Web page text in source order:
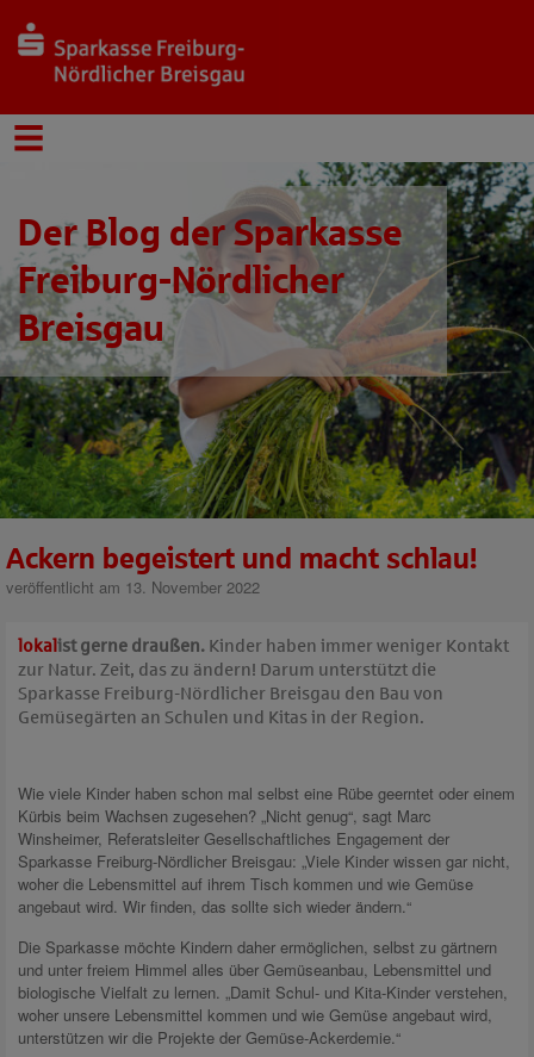
Der Blog der Sparkasse
Freiburg-Nördlicher
Breisgau
Ackern begeistert und macht schlau!
veröffentlicht am 13. November 2022
lokalist gerne draußen. Kinder haben immer weniger Kontakt
zur Natur. Zeit, das zu ändern! Darum unterstützt die
Sparkasse Freiburg-Nördlicher Breisgau den Bau von
Gemüsegärten an Schulen und Kitas in der Region.
Wie viele Kinder haben schon mal selbst eine Rübe geerntet oder einem
Kürbis beim Wachsen zugesehen? „Nicht genug“, sagt Marc
Winsheimer, Referatsleiter Gesellschaftliches Engagement der
Sparkasse Freiburg-Nördlicher Breisgau: „Viele Kinder wissen gar nicht,
woher die Lebensmittel auf ihrem Tisch kommen und wie Gemüse
angebaut wird. Wir finden, das sollte sich wieder ändern.“
Die Sparkasse möchte Kindern daher ermöglichen, selbst zu gärtnern
und unter freiem Himmel alles über Gemüseanbau, Lebensmittel und
biologische Vielfalt zu lernen. „Damit Schul- und Kita-Kinder verstehen,
woher unsere Lebensmittel kommen und wie Gemüse angebaut wird,
unterstützen wir die Projekte der Gemüse-Ackerdemie.“